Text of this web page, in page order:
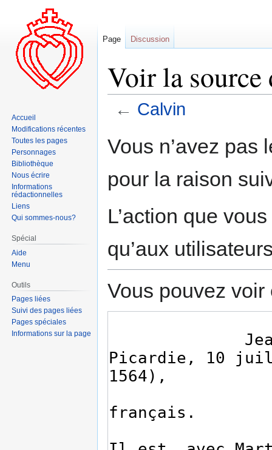
Voir la source
← Calvin
à
navigation
à
recherche
Vous n’avez pas
pour la raison
L’action que
qu’aux
Vous pouvez
Page Discussion
Accueil
Modifications récentes
Toutes les pages
Personnages
Bibliothèque
Nous écrire
Informations
rédactionnelles
Liens
Qui sommes-nous?
Spécial
Aide
Menu
Outils
Pages liées
Suivi des pages liées
Pages spéciales
Informations sur la page